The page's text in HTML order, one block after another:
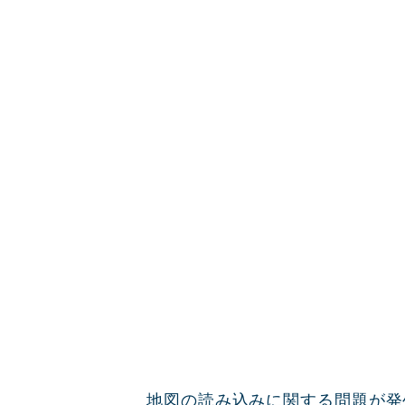
地図の読み込みに関する問題が発